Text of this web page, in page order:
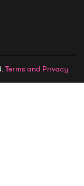
Terms and Privacy